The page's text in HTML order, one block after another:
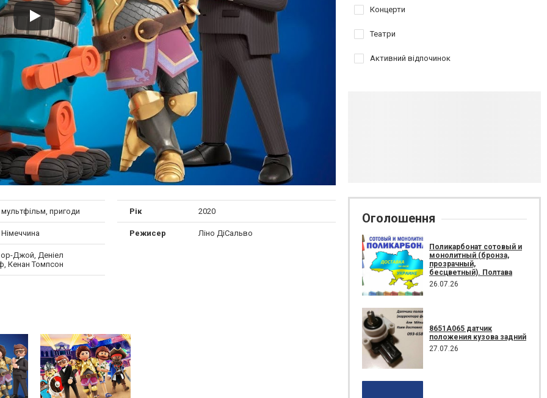
пригоди
Джой, Деніел
Кенан Томпсон
Рік 2020
Режисер Ліно ДіСальво
Концерти
Театри
Активний відпочинок
Оголошення
Поликарбонат сотовый и
монолитный (бронза,
прозрачный,
бесцветный). Полтава
26.07.26
8651A065 датчик
положения кузова задний
27.07.26